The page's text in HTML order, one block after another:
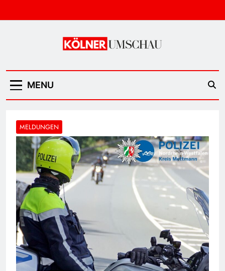
to
Kölner Umschau
MENU
MELDUNGEN